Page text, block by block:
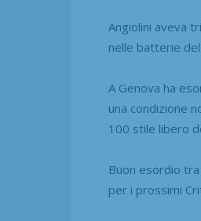
Angiolini aveva
nelle batterie
A Genova ha
una condizione
100 stile libero
Buon esordio tra
per i prossimi